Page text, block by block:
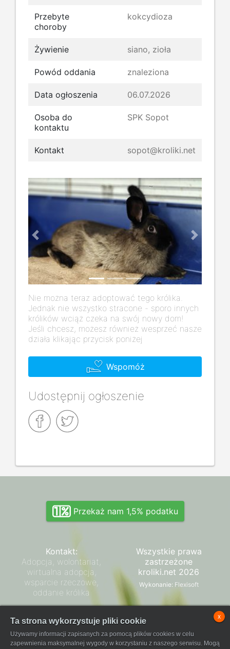
Przebyte
choroby
kokcydioza
Żywienie siano, zioła
Powód oddania znaleziona
Data ogłoszenia 06.07.2026
Osoba do
kontaktu
SPK Sopot
Kontakt sopot@kroliki.net
Previous Next
Nie można teraz adoptować tego królika.
Jednak nie wszystko stracone - sporo innych
królików wciąż czeka na swój nowy dom!
Jeśli chcesz, możesz również wesprzeć nasze
działa klikając przycisk poniżej
Wspomóż
Udostępnij ogłoszenie
Przekaż nam 1,5% podatku
Kontakt:
Adopcja, wolontariat,
wirtualna adopcja,
wsparcie rzeczowe,
oddanie królika
Regulamin płatności
FaniPay
Wszystkie prawa
zastrzeżone
kroliki.net 2026
Wykonanie: Flexisoft
Ta strona wykorzystuje pliki cookie
Używamy informacji zapisanych za pomocą plików cookies w celu
zapewnienia maksymalnej wygody w korzystaniu z naszego serwisu. Mogą
x